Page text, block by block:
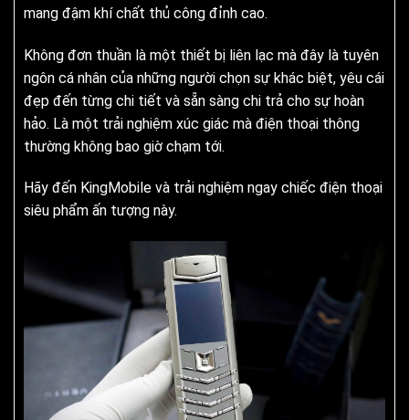
mang đậm khí chất thủ công đỉnh cao.
Không đơn thuần là một thiết bị liên lạc mà đây là tuyên
ngôn cá nhân của những người chọn sự khác biệt, yêu cái
đẹp đến từng chi tiết và sẵn sàng chi trả cho sự hoàn
hảo. Là một trải nghiệm xúc giác mà điện thoại thông
thường không bao giờ chạm tới.
Hãy đến KingMobile và trải nghiệm ngay chiếc điện thoại
siêu phẩm ấn tượng này.